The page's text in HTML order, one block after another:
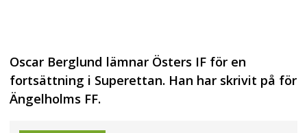
Oscar Berglund lämnar Östers IF för en
fortsättning i Superettan. Han har skrivit på för
Ängelholms FF.